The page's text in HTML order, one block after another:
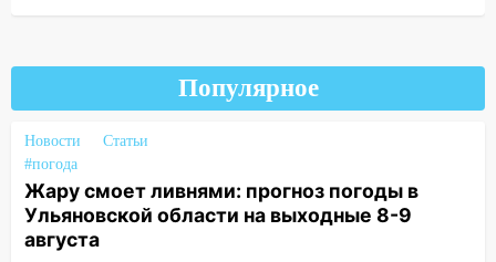
Ульяновская область стала
«Культурное долголетие»
17:16
В реанимацию Ульяновской
областной больницы поступили шесть
новых аппаратов ИВЛ
Популярное
Новости
Статьи
#погода
Жару смоет ливнями: прогноз погоды в
Ульяновской области на выходные 8-9
августа